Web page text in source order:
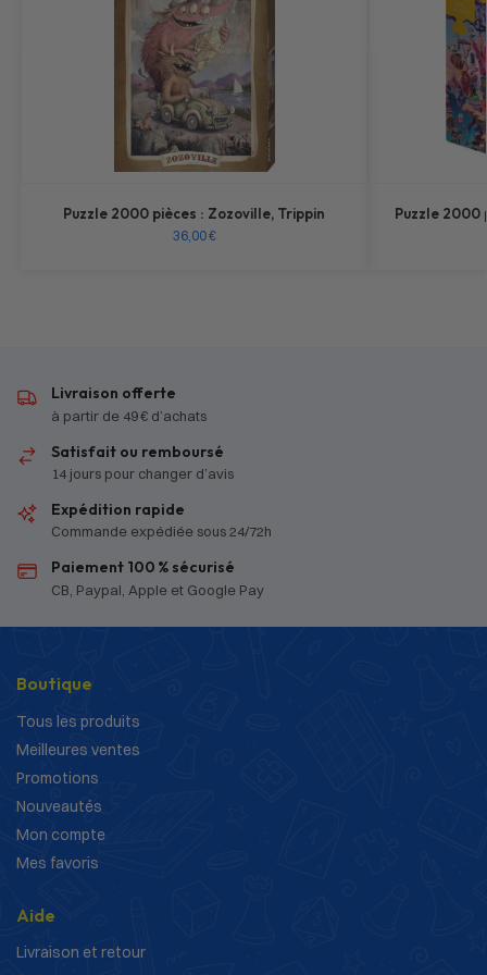
Puzzle 2000 pièces : Zozoville, Trippin
36,00€
Puzzle 2000
Livraison offerte
à partir de 49 € d’achats
Satisfait ou remboursé
14 jours pour changer d’avis
Expédition rapide
Commande expédiée sous 24/72h
Paiement 100 % sécurisé
CB, Paypal, Apple et Google Pay
Boutique
Tous les produits
Meilleures ventes
Promotions
Nouveautés
Mon compte
Mes favoris
Aide
Livraison et retour